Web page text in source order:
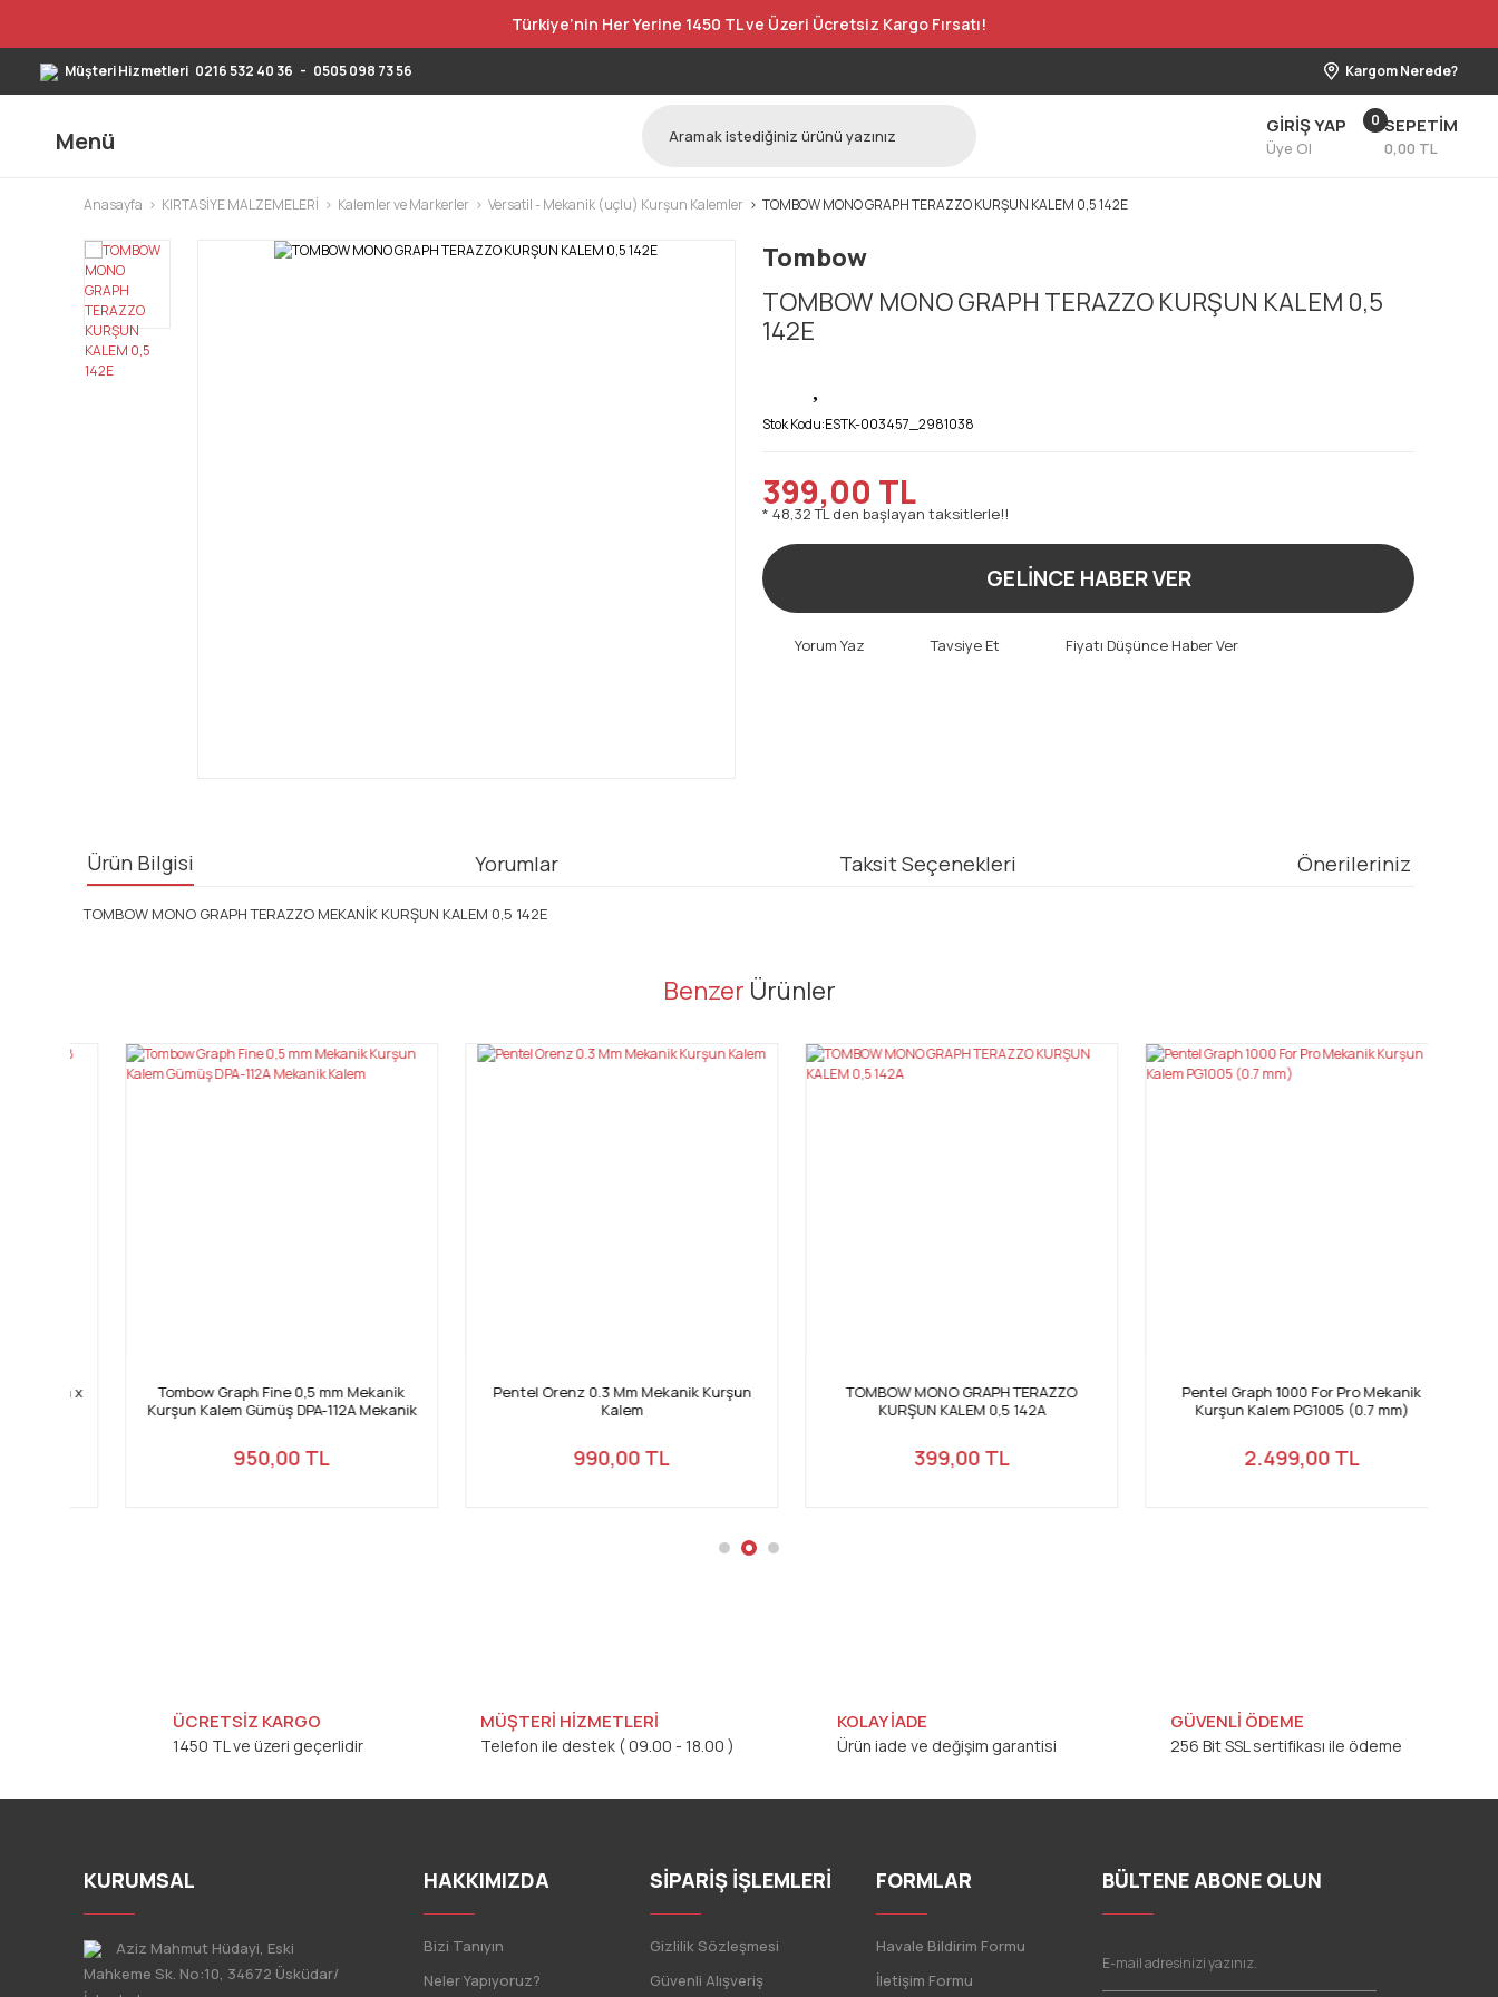
Türkiye’nin Her Yerine 1450 TL ve Üzeri Ücretsiz Kargo Fırsatı!
Müşteri Hizmetleri 0216 532 40 36 - 0505 098 73 56 Kargom Nerede?
Menü
GİRİŞ YAP
Üye Ol
SEPETİM
0,00 TL
0
Anasayfa KIRTASİYE MALZEMELERİ Kalemler ve Markerler Versatil - Mekanik (uçlu) Kurşun Kalemler TOMBOW MONO GRAPH TERAZZO KURŞUN KALEM 0,5 142E
Tombow
TOMBOW MONO GRAPH TERAZZO KURŞUN KALEM 0,5
142E
Stok Kodu:ESTK-003457_2981038
399,00 TL
* 48,32 TL den başlayan taksitlerle!!
GELİNCE HABER VER
Yorum Yaz Tavsiye Et Fiyatı Düşünce Haber Ver
Ürün Bilgisi Yorumlar Taksit Seçenekleri Önerileriniz
TOMBOW MONO GRAPH TERAZZO MEKANİK KURŞUN KALEM 0,5 142E
Bu ürünün fiyat bilgisi, resim, ürün açıklamalarında ve diğer konularda yetersiz gördüğünüz noktaları öneri formunu kullanarak tarafımıza iletebilirsiniz.
Ürün resmi kalitesiz, bozuk veya görüntülenemiyor.
Benzer Ürünler
Tombow Graph Fine 0,5 mm Mekanik
Kurşun Kalem Gümüş DPA-112A Mekanik
950,00 TL
Pentel Orenz 0.3 Mm Mekanik Kurşun
990,00 TL
TOMBOW MONO GRAPH TERAZZO
KURŞUN KALEM 0,5 142A
399,00 TL
Pentel Graph 1000 For Pro Mekanik
Kurşun Kalem PG1005 (0.7 mm)
2.499,00 TL
ÜCRETSİZ KARGO
1450 TL ve üzeri geçerlidir
MÜŞTERİ HİZMETLERİ
Telefon ile destek ( 09.00 - 18.00 )
KOLAY İADE
Ürün iade ve değişim garantisi
GÜVENLİ ÖDEME
256 Bit SSL sertifikası ile ödeme
KURUMSAL
Aziz Mahmut Hüdayi, Eski
Mahkeme Sk. No:10, 34672 Üsküdar/
HAKKIMIZDA
Bizi Tanıyın
Neler Yapıyoruz?
SİPARİŞ İŞLEMLERİ
Gizlilik Sözleşmesi
Güvenli Alışveriş
FORMLAR
Havale Bildirim Formu
İletişim Formu
BÜLTENE ABONE OLUN